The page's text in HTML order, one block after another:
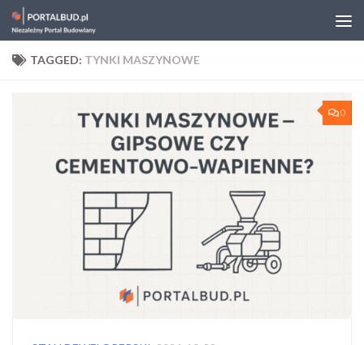
Skip to content
TAGGED: TYNKI MASZYNOWE
0